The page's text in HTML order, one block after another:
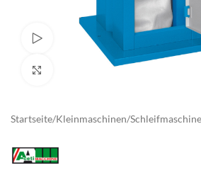
Video ansehen
Zum Vergrößern klicken
Startseite/Kleinmaschinen/